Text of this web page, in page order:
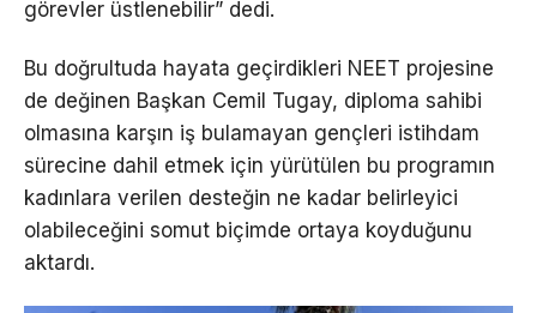
görevler üstlenebilir” dedi.
Bu doğrultuda hayata geçirdikleri NEET projesine
de değinen Başkan Cemil Tugay, diploma sahibi
olmasına karşın iş bulamayan gençleri istihdam
sürecine dahil etmek için yürütülen bu programın
kadınlara verilen desteğin ne kadar belirleyici
olabileceğini somut biçimde ortaya koyduğunu
aktardı.